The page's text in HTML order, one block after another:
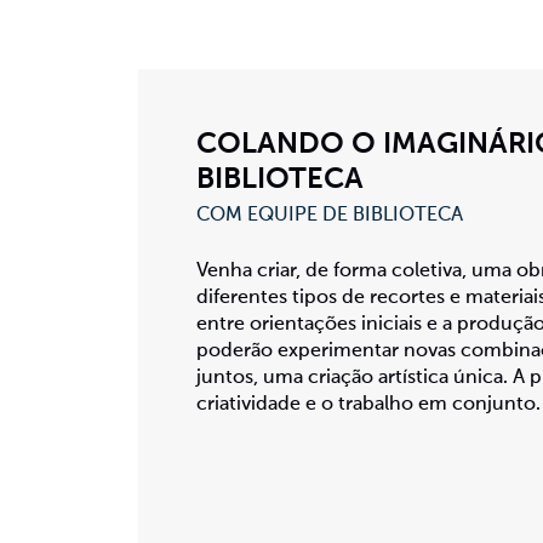
COLANDO O
BIBLIOTECA
COM EQUIPE DE BIBLIOTECA
Venha criar, de forma coletiva, uma
diferentes tipos de recortes e
entre orientações iniciais e a
poderão experimentar novas
juntos, uma criação artística única. A
criatividade e o trabalho em conjunto.